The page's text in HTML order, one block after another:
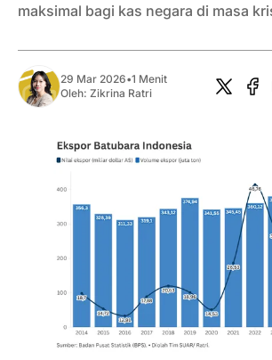
maksimal bagi kas negara di masa
29 Mar 2026•1 Menit
Oleh: Zikrina Ratri